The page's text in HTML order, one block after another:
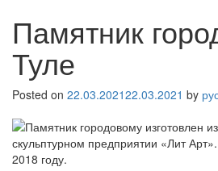
Памятник
Туле
Posted on 22.03.202122.03.2021 by